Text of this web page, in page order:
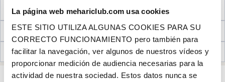
La página web mehariclub.com usa cookies
ESTE SITIO UTILIZA ALGUNAS COOKIES PARA SU
CORRECTO FUNCIONAMIENTO pero también para
facilitar la navegación, ver algunos de nuestros vídeos y
proporcionar medición de audiencia necesarias para la
actividad de nuestra sociedad. Estos datos nunca se
NECESARIO PARA EL MONTAJE
INFORMACIÓN TÉCNICA
OPINIONES DE CLIENTES (0)
¿ALGUNA PREGUNTA? ¿NECESITA AYUDA?